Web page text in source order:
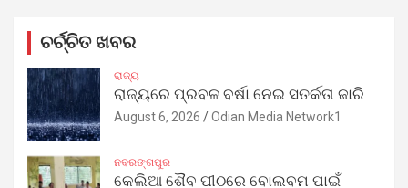
ଚର୍ଚ୍ଚିତ ଖବର
ରାଜ୍ୟ
ରାଜ୍ୟରେ ପ୍ରବଳ ବର୍ଷା ନେଇ ସତର୍କତା ଜାରି
August 6, 2026 Odian Media Network1
ନବରଙ୍ଗପୁର
କେଲିଆ ଶୈବ ପୀଠରେ ବୋଲବମ ପାଇଁ